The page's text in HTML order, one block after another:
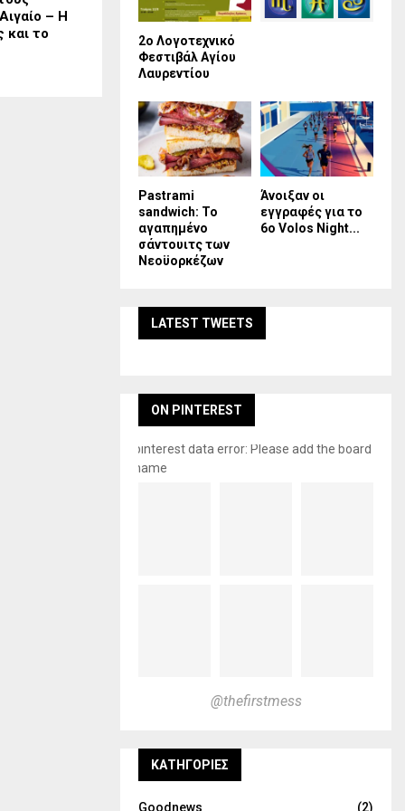
– Η
το
2ο Λογοτεχνικό
Φεστιβάλ Αγίου
Λαυρεντίου
Pastrami
sandwich: Το
αγαπημένο
σάντουιτς των
Νεοϋορκέζων
Άνοιξαν οι
εγγραφές για το
6ο Volos Night...
LATEST TWEETS
ON PINTEREST
pinterest data error: Please add the board
name
@thefirstmess
KΑΤΗΓΟΡΊΕΣ
Goodnews (2)